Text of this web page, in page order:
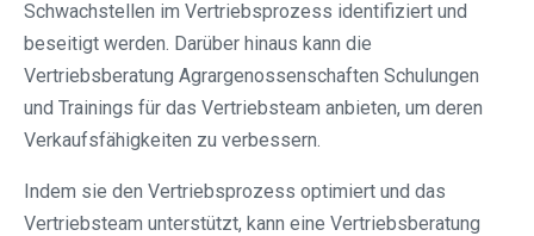
Schwachstellen im Vertriebsprozess identifiziert und
beseitigt werden. Darüber hinaus kann die
Vertriebsberatung Agrargenossenschaften Schulungen
und Trainings für das Vertriebsteam anbieten, um deren
Verkaufsfähigkeiten zu verbessern.
Indem sie den Vertriebsprozess optimiert und das
Vertriebsteam unterstützt, kann eine Vertriebsberatung